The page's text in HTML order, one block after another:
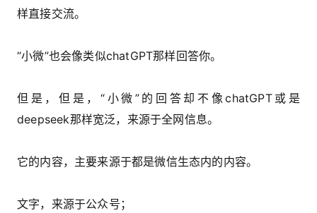
样直接交流。
“小微”也会像类似chatGPT那样回答你。
但是，但是，“小微”的回答却不像chatGPT或是
deepseek那样宽泛，来源于全网信息。
它的内容，主要来源于都是微信生态内的内容。
文字，来源于公众号；